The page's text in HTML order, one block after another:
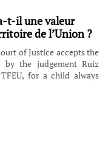
t-il une valeur
de l’Union ?
of Justice accepts the
the judgement Ruiz
for a child always